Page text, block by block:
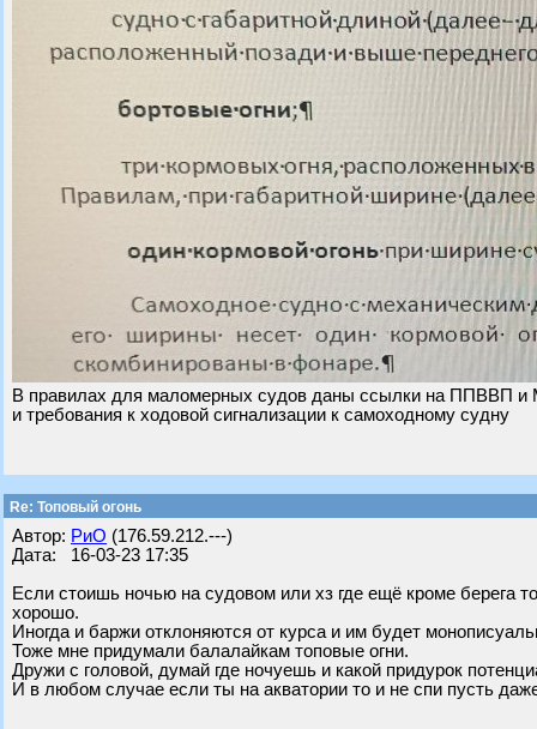
В правилах для маломерных судов даны ссылки на ППВВП и
и требования к ходовой сигнализации к самоходному судну
Re: Топовый огонь
Автор: РиО (176.59.212.---)
Дата: 16-03-23 17:35
Если стоишь ночью на судовом или хз где ещё кроме берега
хорошо.
Иногда и баржи отклоняются от курса и им будет
Тоже мне придумали балалайкам топовые огни.
Дружи с головой, думай где ночуешь и какой придурок
И в любом случае если ты на акватории то и не спи пусть